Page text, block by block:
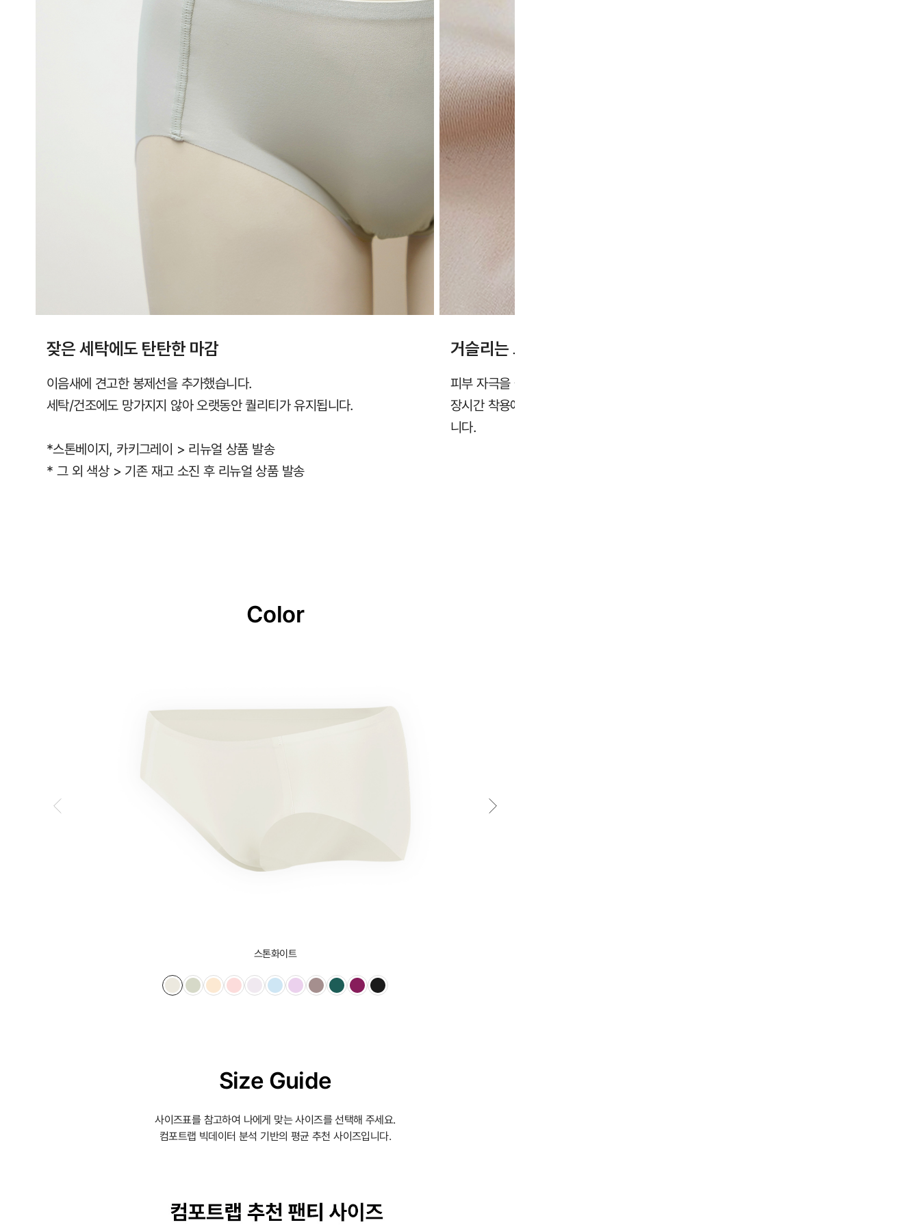
잦은 세탁에도 탄탄한 마감
이음새에 견고한 봉제선을 추가했습니다.
세탁/건조에도 망가지지 않아 오랫동안 퀄리티가 유지됩니다.
*스톤베이지, 카키그레이 > 리뉴얼 상품 발송
* 그 외 색상 > 기존 재고 소진 후 리뉴얼 상품 발송
거슬리는 느낌없이 부드러운 실
피부 자극을 줄이기 위해 부드럽고 신축성 좋은 실을 사용했습니다.
장시간 착용에도 봉제선이 피부를 자극하지 않아 편안한 착용감을 제공합
니다.
Color
스톤화이트
Size Guide
사이즈표를 참고하여 나에게 맞는 사이즈를 선택해 주세요.
컴포트랩 빅데이터 분석 기반의 평균 추천 사이즈입니다.